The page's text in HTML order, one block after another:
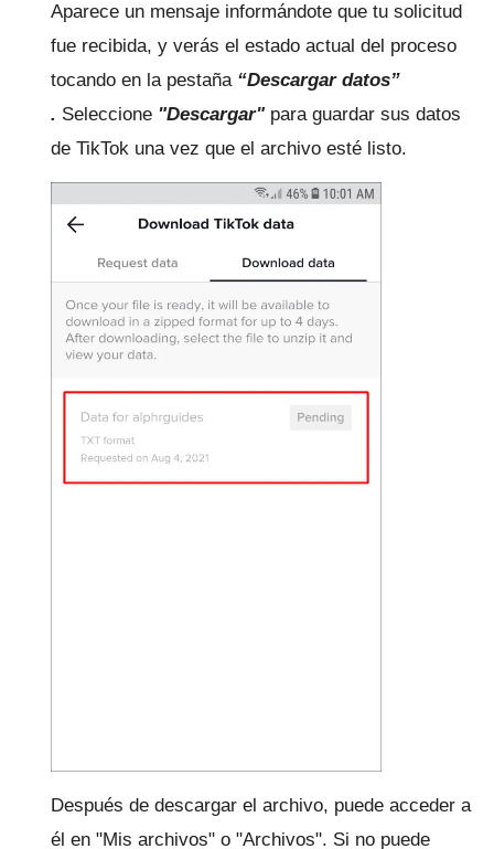
Aparece un mensaje informándote que tu solicitud
fue recibida, y verás el estado actual del proceso
tocando en la pestaña “Descargar datos”
. Seleccione "Descargar" para guardar sus datos
de TikTok una vez que el archivo esté listo.
Después de descargar el archivo, puede acceder a
él en "Mis archivos" o "Archivos". Si no puede